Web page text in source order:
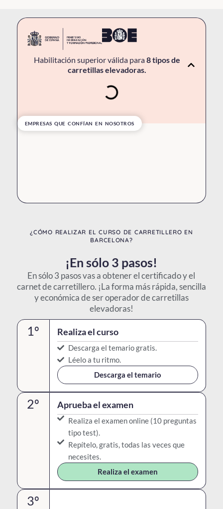
Habilitación superior válida para8 tipos de
carretillas elevadoras.
EMPRESAS QUE CONFÍAN EN NOSOTROS
¿CÓMO REALIZAR EL CURSO DE CARRETILLERO EN
BARCELONA?
¡En sólo 3 pasos!
En sólo 3 pasos vas a obtener el certificado y el
carnet de carretillero. ¡La forma más rápida, sencilla
y económica de ser operador de carretillas
elevadoras!
1º Realiza el curso
Descarga el temario gratis.
Léelo a tu ritmo.
Descarga el temario
2º Aprueba el examen
Realiza el examen online (10 preguntas
tipo test).
Repítelo, gratis, todas las veces que
necesites.
Realiza el examen
3º